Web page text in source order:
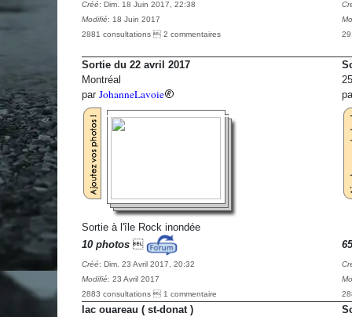
Créé: Dim. 18 Juin 2017, 22:38
Modifié: 18 Juin 2017
2881 consultations  2 commentaires
Sortie du 22 avril 2017
Montréal
par JohanneLavoie
Sortie à l'île Rock inondée
10 photos
Créé: Dim. 23 Avril 2017, 20:32
Modifié: 23 Avril 2017
2883 consultations  1 commentaire
lac ouareau ( st-donat )